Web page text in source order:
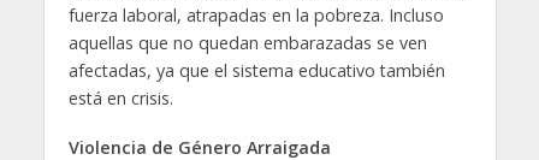
fuerza laboral, atrapadas en la pobreza. Incluso
aquellas que no quedan embarazadas se ven
afectadas, ya que el sistema educativo también
está en crisis.
Violencia de Género Arraigada